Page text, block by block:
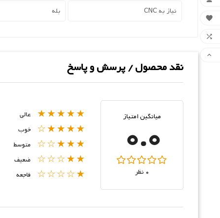
نیاز به CNC بله
نقد محصول / پرسش و پاسخ
میانگین امتیاز
0.0
0 نظر
★★★★★ عالی
★★★★☆ خوب
★★★☆☆ متوسط
★★☆☆☆ ضعیف
★☆☆☆☆ فاجعه


